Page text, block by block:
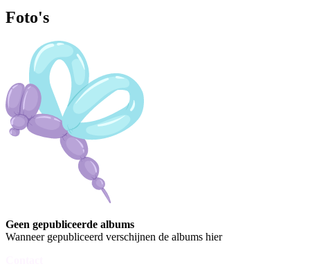
Foto's
Geen gepubliceerde albums
Wanneer gepubliceerd verschijnen de albums hier